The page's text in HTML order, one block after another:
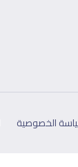
الخصوصية